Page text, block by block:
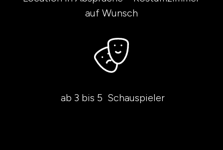
auf Wunsch
ab 3 bis 5 Schauspieler